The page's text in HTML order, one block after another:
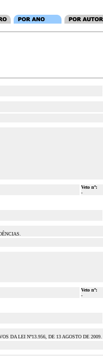
Veto nº:
-
Veto nº:
-
DA LEI Nº13.956, DE 13 AGOSTO DE 2009.